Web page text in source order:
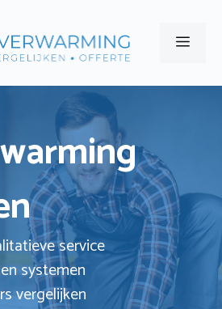
Menu
service
systemen
vergelijken